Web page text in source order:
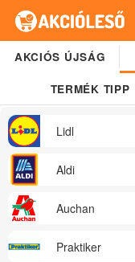
AKCIÓS ÚJSÁG
TERMÉK TIPP
Lidl
Aldi
Auchan
Praktiker